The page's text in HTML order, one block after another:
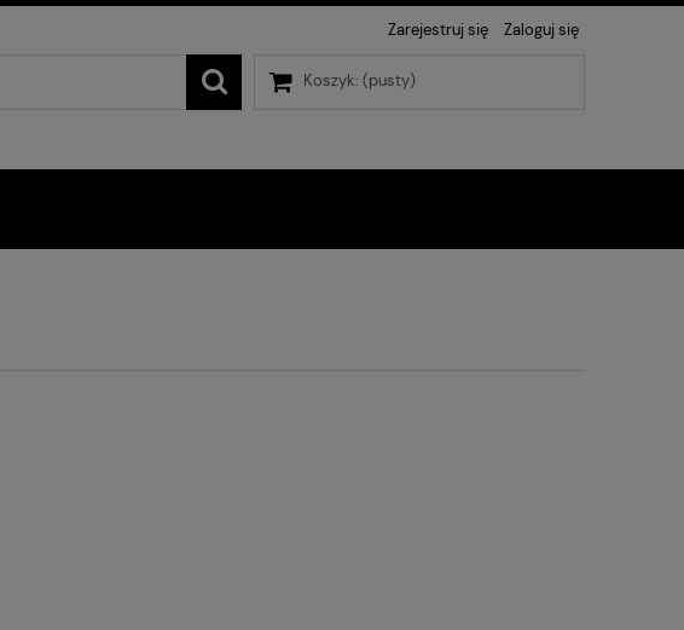
Zarejestruj się Zaloguj się
Koszyk: (pusty)